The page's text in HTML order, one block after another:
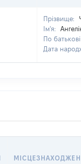
Прізвище:
Ім'я:
По
Дата